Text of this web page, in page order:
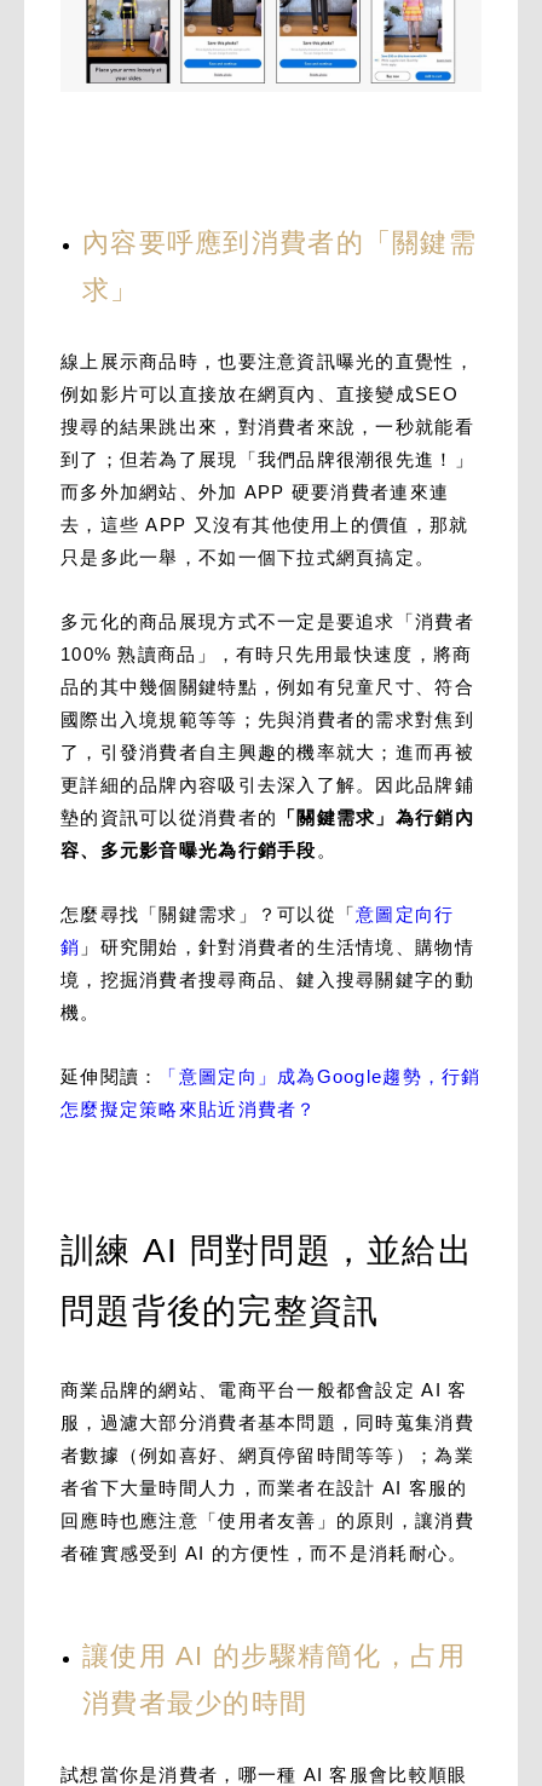
內容要呼應到消費者的「關鍵需
求」
線上展示商品時，也要注意資訊曝光的直覺性，
例如影片可以直接放在網頁內、直接變成SEO
搜尋的結果跳出來，對消費者來說，一秒就能看
到了；但若為了展現「我們品牌很潮很先進！」
而多外加網站、外加 APP 硬要消費者連來連
去，這些 APP 又沒有其他使用上的價值，那就
只是多此一舉，不如一個下拉式網頁搞定。
多元化的商品展現方式不一定是要追求「消費者
100% 熟讀商品」，有時只先用最快速度，將商
品的其中幾個關鍵特點，例如有兒童尺寸、符合
國際出入境規範等等；先與消費者的需求對焦到
了，引發消費者自主興趣的機率就大；進而再被
更詳細的品牌內容吸引去深入了解。因此品牌鋪
墊的資訊可以從消費者的
「關鍵需求」為行銷內
容、多元影音曝光為行銷手段 。
怎麼尋找「關鍵需求」？可以從「意圖定向行
銷 」研究開始，針對消費者的生活情境、購物情
境，挖掘消費者搜尋商品、鍵入搜尋關鍵字的動
機。
延伸閱讀：
「意圖定向」成為Google趨勢，行銷
怎麼擬定策略來貼近消費者？
訓練 AI 問對問題，並給出
問題背後的完整資訊
商業品牌的網站、電商平台一般都會設定 AI 客
服，過濾大部分消費者基本問題，同時蒐集消費
者數據（例如喜好、網頁停留時間等等）；為業
者省下大量時間人力，而業者在設計 AI 客服的
回應時也應注意「使用者友善」的原則，讓消費
者確實感受到 AI 的方便性，而不是消耗耐心。
讓使用 AI 的步驟精簡化，占用
消費者最少的時間
試想當你是消費者，哪一種 AI 客服會比較順眼